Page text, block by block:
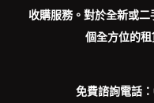
收購服務。對於全新或二
個全方位的租
免費諮詢電話：